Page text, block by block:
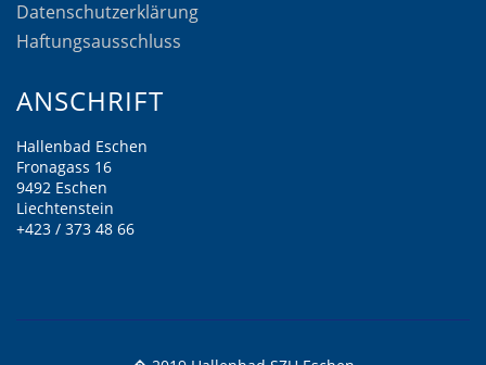
Datenschutzerklärung
Haftungsausschluss
ANSCHRIFT
Hallenbad Eschen
Fronagass 16
9492 Eschen
Liechtenstein
+423 / 373 48 66